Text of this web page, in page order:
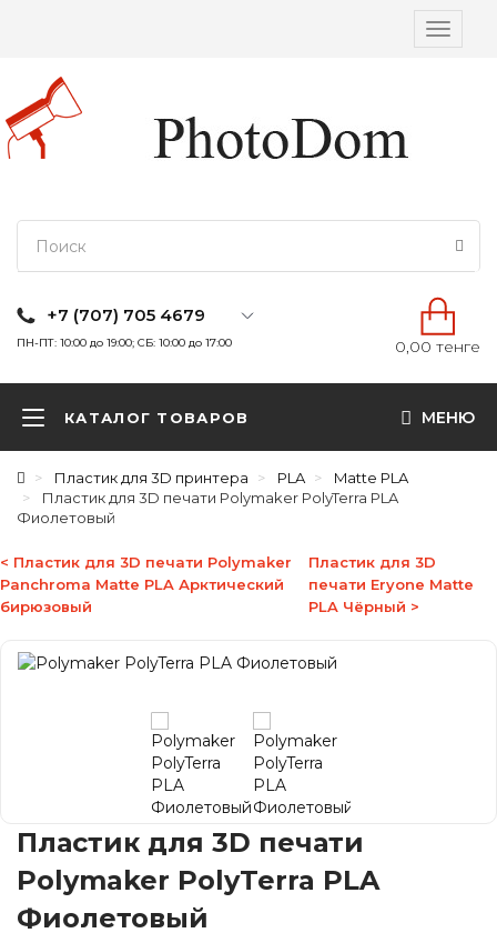
Вкл/
+7 (707) 705 4679
ПН-ПТ: 10:00 до 19:00; СБ: 10:00 до 17:00 0,00 тенге
КАТАЛОГ ТОВАРОВ МЕНЮ
Пластик для 3D принтера PLA
Matte PLA
Пластик для 3D печати Polymaker PolyTerra PLA
Фиолетовый
< Пластик для 3D печати Polymaker
Panchroma Matte PLA Арктический
бирюзовый
Пластик для 3D
печати Eryone Matte
PLA Чёрный >
Пластик для 3D печати
Polymaker PolyTerra PLA
Фиолетовый